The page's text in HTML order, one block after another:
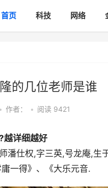
首页 科技 网络
的几位老师是谁
• 作者： • 阅读 9421
越详细越好
仕权,字三英,号龙庵,生
一得》、《大乐元音.